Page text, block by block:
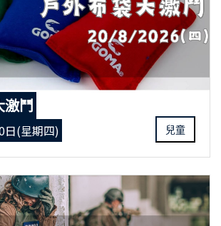
激鬥
日(星期四) 兒童